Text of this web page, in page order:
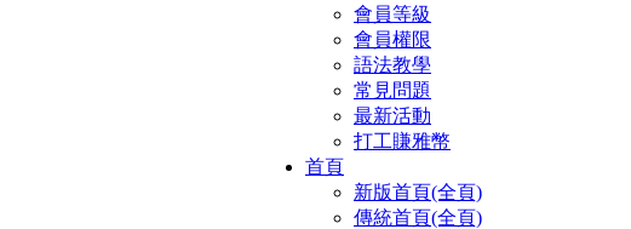
會員等級
會員權限
語法教學
常見問題
最新活動
打工賺雅幣
首頁
新版首頁(全頁)
傳統首頁(全頁)